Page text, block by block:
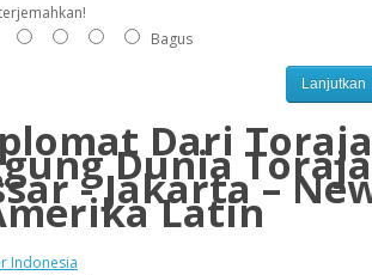
Bagus
Lanjutkan
Dari Toraja
Dunia Toraja
- Jakarta –
Latin
Indonesia